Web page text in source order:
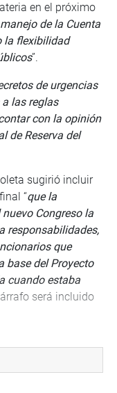
en el próximo
de la Cuenta
la flexibilidad
”.
de urgencias
las reglas
con la opinión
de Reserva del
sugirió incluir
“que la
Congreso la
responsabilidades,
que
base del Proyecto
cuando estaba
será incluido
aprobó, por
trabajo que analizó